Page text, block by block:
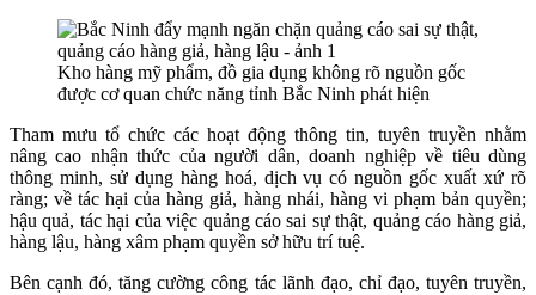
Kho hàng mỹ phẩm, đồ gia dụng không rõ nguồn gốc
được cơ quan chức năng tỉnh Bắc Ninh phát hiện
Tham mưu tổ chức các hoạt động thông tin, tuyên truyền nhằm
nâng cao nhận thức của người dân, doanh nghiệp về tiêu dùng
thông minh, sử dụng hàng hoá, dịch vụ có nguồn gốc xuất xứ rõ
ràng; về tác hại của hàng giả, hàng nhái, hàng vi phạm bản quyền;
hậu quả, tác hại của việc quảng cáo sai sự thật, quảng cáo hàng giả,
hàng lậu, hàng xâm phạm quyền sở hữu trí tuệ.
Bên cạnh đó, tăng cường công tác lãnh đạo, chỉ đạo, tuyên truyền,